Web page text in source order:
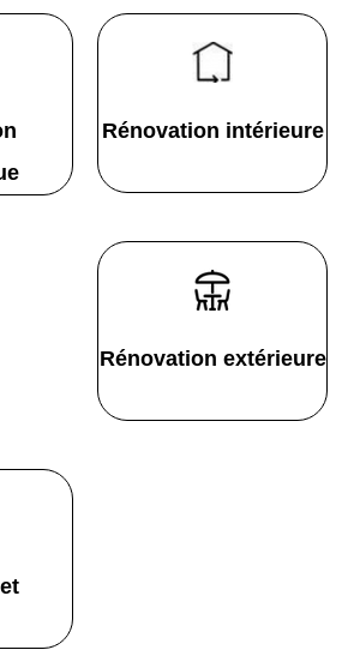
Rénovation intérieure
Rénovation extérieure